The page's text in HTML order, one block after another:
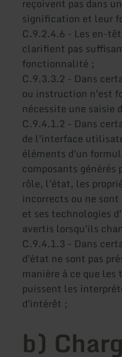
reçoivent pas dans
signification et leur
C.9.2.4.6 - Les en-
clarifient pas
fonctionnalité ;
C.9.3.3.2 - Dans
ou instruction n'est
nécessite une
C.9.4.1.2 - Dans
de l'interface
éléments d'un
composants
rôle, l'état, les
incorrects ou ne
et ses technologies
avertis lorsqu'ils
C.9.4.1.3 - Dans
d'état ne sont pas
manière à ce que
puissent les
d'intérêt ;
b)